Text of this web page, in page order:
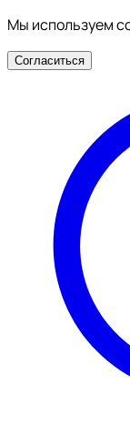
Мы используем
Согласиться